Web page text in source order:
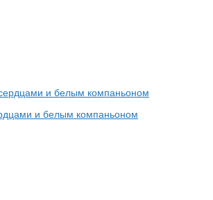
и белым компаньоном